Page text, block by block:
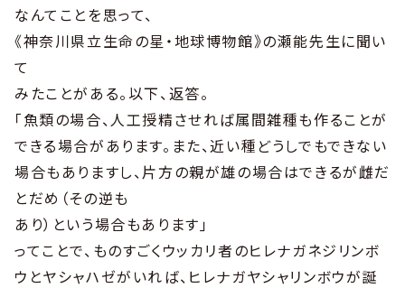
なんてことを思って、
《神奈川県立生命の星・地球博物館》の瀬能先生に聞い
て
みたことがある。以下、返答。
｢魚類の場合、人工授精させれば属間雑種も作ることが
できる場合があります。また、近い種どうしでもできない
場合もありますし、片方の親が雄の場合はできるが雌だ
とだめ（その逆も
あり）という場合もあります｣
ってことで、ものすごくウッカリ者のヒレナガネジリンボ
ウとヤシャハゼがいれば、ヒレナガヤシャリンボウが誕